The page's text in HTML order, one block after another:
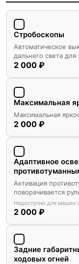
Стробоскопы
Автоматическое
дальнего света
2 000 ₽
Максимальная
Максимальная
2 000 ₽
Адаптивное
Активация
поворачивается
Недоступно для машин
2 000 ₽
Задние
ходовых огней